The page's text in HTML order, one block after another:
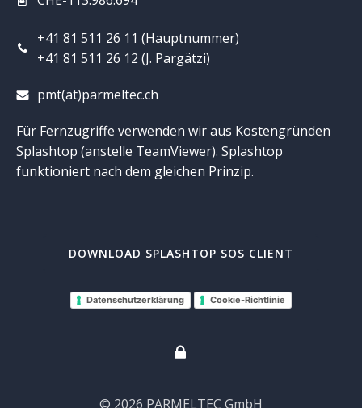
+41 81 511 26 11 (Hauptnummer)
+41 81 511 26 12 (J. Pargätzi)
pmt(ät)parmeltec.ch
Für Fernzugriffe verwenden wir aus Kostengründen
Splashtop (anstelle TeamViewer). Splashtop
funktioniert nach dem gleichen Prinzip.
DOWNLOAD SPLASHTOP SOS CLIENT
Datenschutzerklärung Cookie-Richtlinie
© 2026 PARMELTEC GmbH